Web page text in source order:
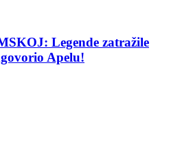
Legende zatražile
Apelu!